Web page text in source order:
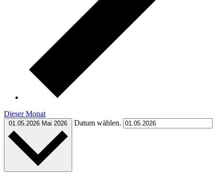
Dieser Monat
01.05.2026 Mai 2026 Datum wählen.